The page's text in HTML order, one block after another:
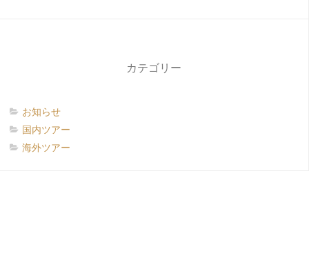
カテゴリー
お知らせ
国内ツアー
海外ツアー